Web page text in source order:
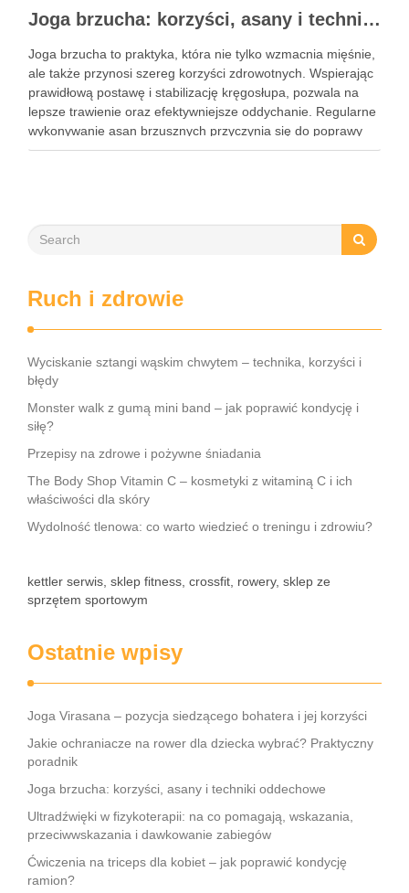
Joga brzucha: korzyści, asany i techniki oddechowe
Joga brzucha to praktyka, która nie tylko wzmacnia mięśnie,
ale także przynosi szereg korzyści zdrowotnych. Wspierając
prawidłową postawę i stabilizację kręgosłupa, pozwala na
lepsze trawienie oraz efektywniejsze oddychanie. Regularne
wykonywanie asan brzusznych przyczynia się do poprawy
elastyczności i równowagi, a także staje się kluczem do
Ruch i zdrowie
Wyciskanie sztangi wąskim chwytem – technika, korzyści i
błędy
Monster walk z gumą mini band – jak poprawić kondycję i
siłę?
Przepisy na zdrowe i pożywne śniadania
The Body Shop Vitamin C – kosmetyki z witaminą C i ich
właściwości dla skóry
Wydolność tlenowa: co warto wiedzieć o treningu i zdrowiu?
kettler serwis, sklep fitness, crossfit, rowery, sklep ze
sprzętem sportowym
Ostatnie wpisy
Joga Virasana – pozycja siedzącego bohatera i jej korzyści
Jakie ochraniacze na rower dla dziecka wybrać? Praktyczny
poradnik
Joga brzucha: korzyści, asany i techniki oddechowe
Ultradźwięki w fizykoterapii: na co pomagają, wskazania,
przeciwwskazania i dawkowanie zabiegów
Ćwiczenia na triceps dla kobiet – jak poprawić kondycję
ramion?